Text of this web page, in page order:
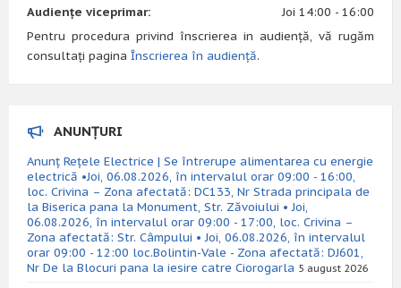
Audiențe viceprimar:
Joi 14:00 - 16:00
Pentru procedura privind înscrierea in audiență, vă rugăm
consultați pagina Înscrierea în audiență.
ANUNȚURI
Anunț Rețele Electrice | Se întrerupe alimentarea cu energie
electrică •Joi, 06.08.2026, în intervalul orar 09:00 - 16:00,
loc. Crivina – Zona afectată: DC133, Nr Strada principala de
la Biserica pana la Monument, Str. Zăvoiului • Joi,
06.08.2026, în intervalul orar 09:00 - 17:00, loc. Crivina –
Zona afectată: Str. Câmpului • Joi, 06.08.2026, în intervalul
orar 09:00 - 12:00 loc.Bolintin-Vale - Zona afectată: DJ601,
Nr De la Blocuri pana la iesire catre Ciorogarla 5 august 2026